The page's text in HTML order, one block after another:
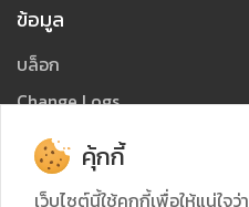
ข้อมูล
บล็อก
Change Logs
คู่มือ
คุ้กกี้
เว็บไซต์นี้ใช้คุกกี้เพื่อให้แน่ใ